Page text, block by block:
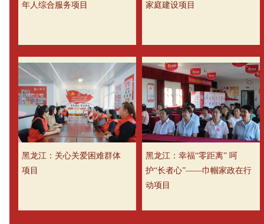
年人综合服务项目
家庭建设项目
黑龙江：关心关爱困难群体
项目
黑龙江：幸福“零距离” 呵
护“长者心”——巾帼家政在行
动项目